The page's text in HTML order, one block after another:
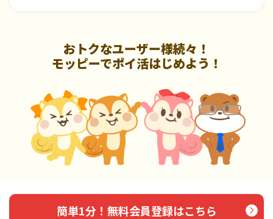
おトクなユーザー様続々！
モッピーでポイ活はじめよう！
簡単1分！無料会員登録はこちら